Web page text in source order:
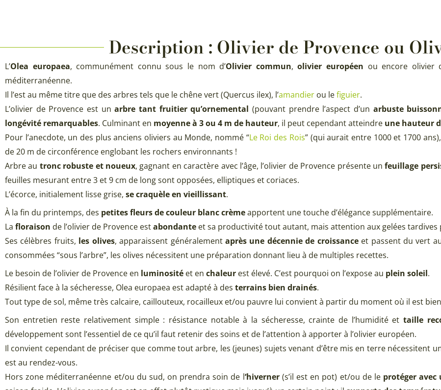
Description : Olivier de Provence ou
L’Olea europaea, communément connu sous le nom d’Olivier commun,olivier européen ou encore olivier
méditerranéenne.
Il l’est au même titre que des arbres tels que le chêne vert (Quercus ilex), l’amandier ou lefiguier.
L’olivier de Provence est unarbre tant fruitier qu’ornemental (pouvant prendre l’aspect d’un arbuste
longévité remarquables. Culminant en moyenne à 3 ou 4 m de hauteur, il peut cependant atteindre une hauteur
Pour l’anecdote, un des plus anciens oliviers au Monde, nommé “Le Roi des Rois” (qui aurait entre 1000 et 1700
de 20 m de circonférence englobant les rochers environnants !
Arbre au tronc robuste et noueux, gagnant en caractère avec l’âge, l’olivier de Provence présente unfeuillage
feuilles mesurant entre 3 et 9 cm de long sont opposées, elliptiques et coriaces.
L’écorce, initialement lisse grise, se craquèle en vieillissant.
À la fin du printemps, des petites fleurs de couleur blanc crèmeapportent une touche d’élégance supplémentaire.
La floraison de l’olivier de Provence estabondante et sa productivité tout autant, mais attention aux gelées
Ses célèbres fruits, les olives, apparaissent généralement après une décennie de croissanceet passent du vert
consommées “sous l’arbre”, les olives nécessitent une préparation donnant lieu à de multiples recettes.
Le besoin de l’olivier de Provence en luminosité et en chaleur est élevé. C’est pourquoi on l’expose au plein soleil.
Résilient face à la sécheresse, Olea europaea est adapté à des terrains bien drainés.
Tout type de sol, même très calcaire, caillouteux, rocailleux et/ou pauvre lui convient à partir du moment où il est
Son entretien reste relativement simple : résistance notable à la sécheresse, crainte de l’humidité et taille
développement sont l’essentiel de ce qu’il faut retenir des soins et de l’attention à apporter à l’olivier européen.
Il convient cependant de préciser que comme tout arbre, les (jeunes) sujets venant d’être mis en terre nécessitent
est au rendez-vous.
Hors zone méditerranéenne et/ou du sud, on prendra soin de l‘hiverner(s’il est en pot) et/ou de le protéger avec